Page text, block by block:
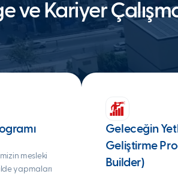
ve Kariyer
mesleki
yapmaları
Geleceğin
Geliştirme
Builder)